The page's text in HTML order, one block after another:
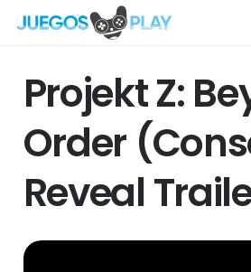
Projekt Z:
Order
Reveal